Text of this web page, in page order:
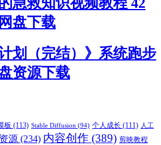
盘下载
划（完结）》系统跑步
资源下载
板 (113) Stable Diffusion (94) 个人成长 (111) 人工
源 (234) 内容创作 (389) 剪映教程